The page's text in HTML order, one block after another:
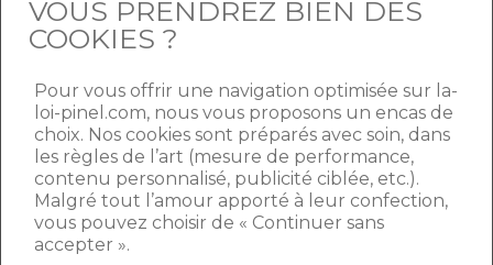
A l’origine, le cadeau fiscal introduit par la
loi visait à pallier les difficultés auxquelles
étaient confrontées les particuliers sur le
VOUS PRENDREZ BIEN DES
COOKIES ?
Pour vous offrir une navigation optimisée sur la-
loi-pinel.com, nous vous proposons un encas de
choix. Nos cookies sont préparés avec soin, dans
les règles de l’art (mesure de performance,
contenu personnalisé, publicité ciblée, etc.).
Malgré tout l’amour apporté à leur confection,
vous pouvez choisir de « Continuer sans
accepter ».